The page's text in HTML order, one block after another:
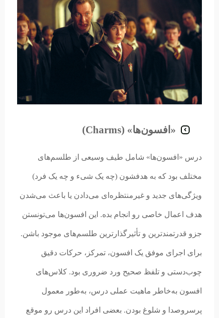
«افسون‌ها» (Charms)
درس «افسون‌ها» شامل طیف وسیعی از طلسم‌های
مختلف بود که به هدفشون (چه یک شیء و چه یک فرد)
ویژگی‌های جدید و غیرمنتظره‌ای می‌دادن یا باعث می‌شدن
هدف اعمال خاصی رو انجام بده. این افسون‌ها می‌تونستن
جزو قدرتمندترین و تأثیرگذارترین طلسم‌های موجود باشن.
برای اجرای موفق یک افسون، تمرکز، حرکات دقیق
چوب‌دستی و تلفظ صحیح ورد ضروری بود. کلاس‌های
افسون به‌خاطر ماهیت عملی درس، به‌طور معمول
پرسر‌وصدا و شلوغ بودن. بعضی افراد این درس رو موقع